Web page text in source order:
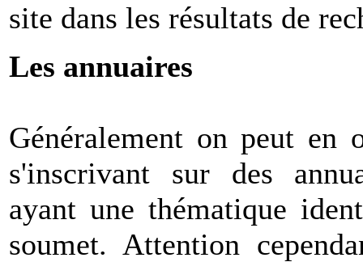
site dans les résultats de
Les annuaires
Généralement on peut en
s'inscrivant sur des
ayant une thématique
soumet. Attention